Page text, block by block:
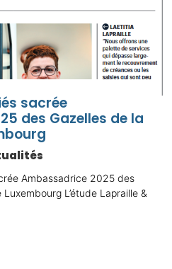
sacrée
des Gazelles de la
Ambassadrice 2025 des
L’étude Lapraille &